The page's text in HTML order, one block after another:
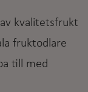
kvalitetsfrukt
fruktodlare
till med